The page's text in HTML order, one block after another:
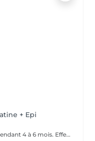
+ Epi
Des sourcils naturellement parfaits pendant 4 à 6 mois. Effet maquillé léger et élégant, sans engagement lourd. Idéal pour sublimer le regard en toute simplicité.